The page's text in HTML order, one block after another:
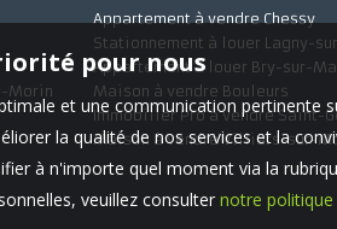
Morin
Appartement à vendre Chessy
Stationnement à louer Lagny-
Appartement à louer Bry-sur-
Maison à vendre Bouleurs
Immobilier Pro à vendre Saint-
Maison à vendre Villiers-sur-
pour nous
et une communication
la qualité de nos services et la
à n'importe quel moment via la
veuillez consulter notre